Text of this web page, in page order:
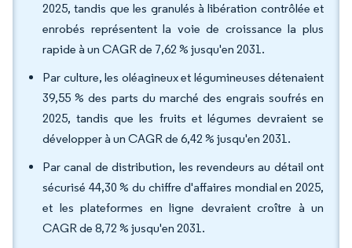
2025, tandis que les granulés à libération contrôlée et
enrobés représentent la voie de croissance la plus
rapide à un CAGR de 7,62 % jusqu'en 2031.
Par culture, les oléagineux et légumineuses détenaient
39,55 % des parts du marché des engrais soufrés en
2025, tandis que les fruits et légumes devraient se
développer à un CAGR de 6,42 % jusqu'en 2031.
Par canal de distribution, les revendeurs au détail ont
sécurisé 44,30 % du chiffre d'affaires mondial en 2025,
et les plateformes en ligne devraient croître à un
CAGR de 8,72 % jusqu'en 2031.